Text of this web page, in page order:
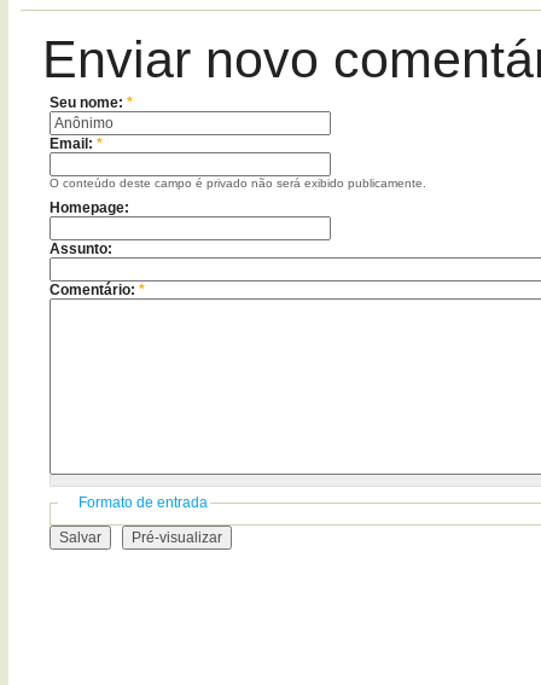
Enviar novo
Seu nome:*
Email:*
O conteúdo deste campo é privado não será exibido publicamente.
Homepage:
Assunto:
Comentário:*
Formato de entrada